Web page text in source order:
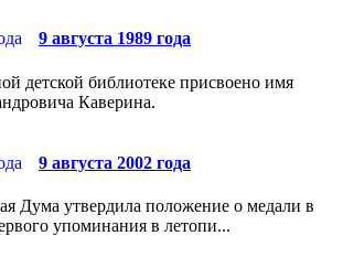
9 августа 1989 года
детской библиотеке присвоено имя
Каверина.
9 августа 2002 года
Дума утвердила положение о медали в
упоминания в летопи...